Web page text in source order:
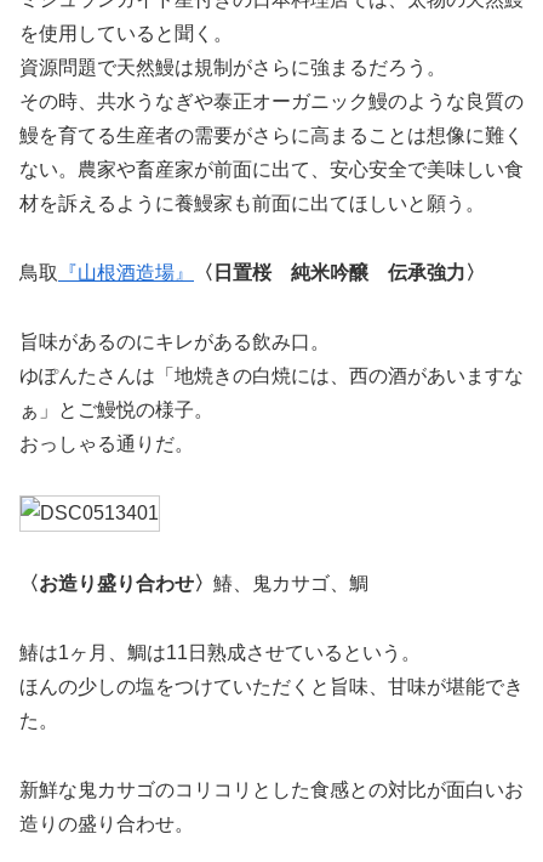
を使用していると聞く。
資源問題で天然鰻は規制がさらに強まるだろう。
その時、共水うなぎや泰正オーガニック鰻のような良質の
鰻を育てる生産者の需要がさらに高まることは想像に難く
ない。農家や畜産家が前面に出て、安心安全で美味しい食
材を訴えるように養鰻家も前面に出てほしいと願う。
鳥取 『山根酒造場』 〈日置桜 純米吟醸 伝承強力〉
旨味があるのにキレがある飲み口。
ゆぽんたさんは「地焼きの白焼には、西の酒があいますな
ぁ」とご鰻悦の様子。
おっしゃる通りだ。
〈お造り盛り合わせ〉 鰆、鬼カサゴ、鯛
鰆は1ヶ月、鯛は11日熟成させているという。
ほんの少しの塩をつけていただくと旨味、甘味が堪能でき
た。
新鮮な鬼カサゴのコリコリとした食感との対比が面白いお
造りの盛り合わせ。